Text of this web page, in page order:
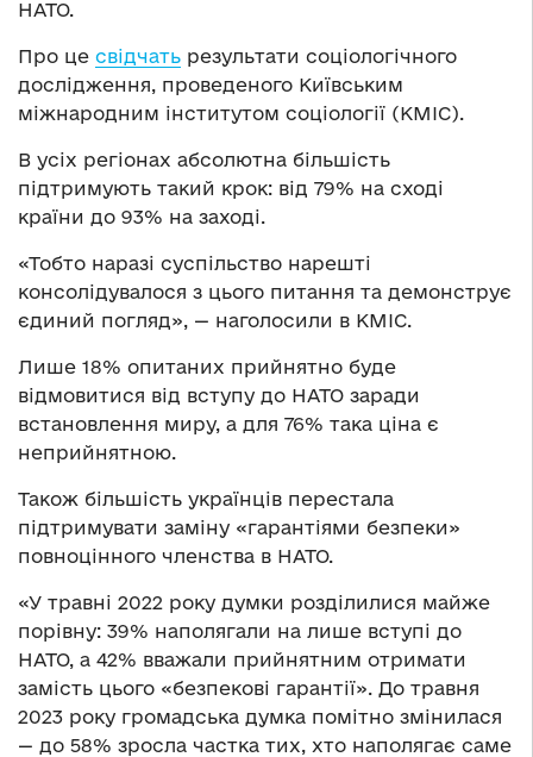
НАТО.
Про це свідчать результати соціологічного
дослідження, проведеного Київським
міжнародним інститутом соціології (КМІС).
В усіх регіонах абсолютна більшість
підтримують такий крок: від 79% на сході
країни до 93% на заході.
«Тобто наразі суспільство нарешті
консолідувалося з цього питання та демонструє
єдиний погляд», — наголосили в КМІС.
Лише 18% опитаних прийнятно буде
відмовитися від вступу до НАТО заради
встановлення миру, а для 76% така ціна є
неприйнятною.
Також більшість українців перестала
підтримувати заміну «гарантіями безпеки»
повноцінного членства в НАТО.
«У травні 2022 року думки розділилися майже
порівну: 39% наполягали на лише вступі до
НАТО, а 42% вважали прийнятним отримати
замість цього «безпекові гарантії». До травня
2023 року громадська думка помітно змінилася
— до 58% зросла частка тих, хто наполягає саме